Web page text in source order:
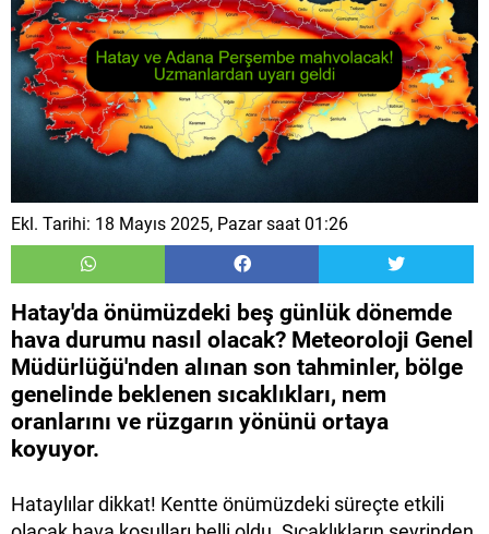
Ekl. Tarihi: 18 Mayıs 2025, Pazar saat 01:26
Hatay'da önümüzdeki beş günlük dönemde
hava durumu nasıl olacak? Meteoroloji Genel
Müdürlüğü'nden alınan son tahminler, bölge
genelinde beklenen sıcaklıkları, nem
oranlarını ve rüzgarın yönünü ortaya
koyuyor.
Hataylılar dikkat! Kentte önümüzdeki süreçte etkili